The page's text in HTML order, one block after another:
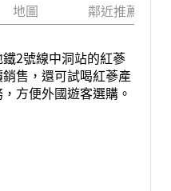
地圖 鄰近推薦景點
2號線中洞站的紅蔘
售，還可試喝紅蔘產
方便外國遊客選購。